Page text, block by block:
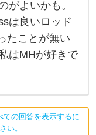
がよいかも。
は良いロッド
たことが無い
はMHが好きで
ての回答を表示するに
い。